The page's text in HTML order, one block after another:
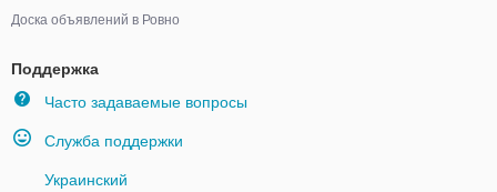
Доска объявлений в Ровно
Поддержка
Часто задаваемые вопросы
Служба поддержки
Украинский